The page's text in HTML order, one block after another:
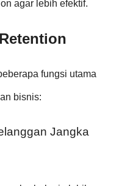
agar lebih efektif.
fungsi utama
bisnis:
Jangka